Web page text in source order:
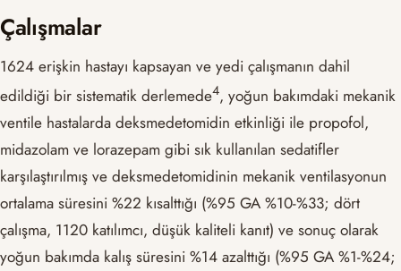
Çalışmalar
1624 erişkin hastayı kapsayan ve yedi çalışmanın dahil
edildiği bir sistematik derlemede​4​, yoğun bakımdaki mekanik
ventile hastalarda deksmedetomidin etkinliği ile propofol,
midazolam ve lorazepam gibi sık kullanılan sedatifler
karşılaştırılmış ve deksmedetomidinin mekanik ventilasyonun
ortalama süresini %22 kısalttığı (%95 GA %10-%33; dört
çalışma, 1120 katılımcı, düşük kaliteli kanıt) ve sonuç olarak
yoğun bakımda kalış süresini %14 azalttığı (%95 GA %1-%24;